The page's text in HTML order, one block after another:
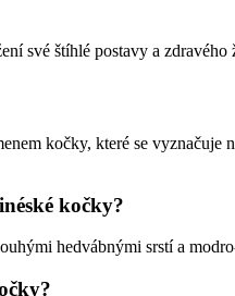
své štíhlé postavy a
kočky, které se
kočky?
hedvábnými srstí a